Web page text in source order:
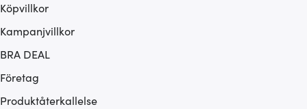
Köpvillkor
Kampanjvillkor
BRA DEAL
Företag
Produktåterkallelse